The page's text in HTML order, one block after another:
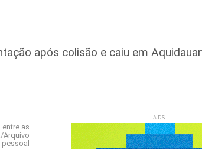
após colisão e caiu em
as
Arquivo
pessoal
ADS